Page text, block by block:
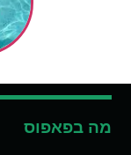
מה בפאפוס